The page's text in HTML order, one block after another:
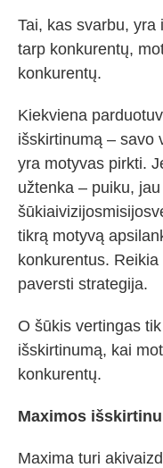
Tai, kas svarbu,
tarp konkurentų,
konkurentų.
Kiekviena
išskirtinumą – savo
yra motyvas pirkti.
užtenka – puiku,
tikrą motyvą
konkurentus.
paversti strategija.
O šūkis vertingas
išskirtinumą, kai
konkurentų.
Maximos
Maxima turi